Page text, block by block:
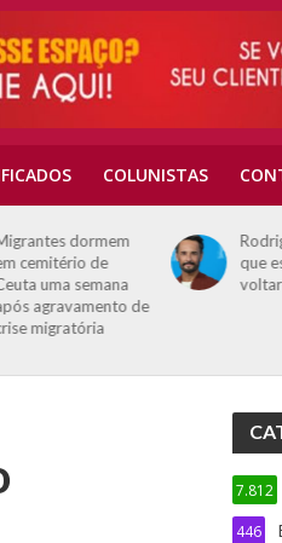
COLUNISTAS
dormem
de
semana
de
Rodrigo
que está
voltar às
7.812
446